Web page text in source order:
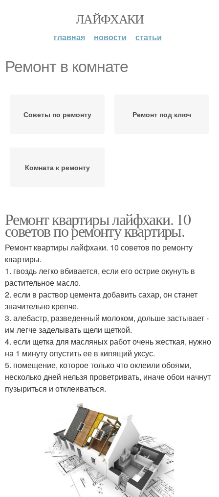
ЛАЙФХАКИ
главная новости статьи
Ремонт в комнате
Советы по ремонту Ремонт под ключ
Комната к ремонту
Ремонт квартиры лайфхаки. 10
советов по ремонту квартиры.
Ремонт квартиры лайфхаки. 10 советов по ремонту
квартиры.
1. гвоздь легко вбивается, если его острие окунуть в
растительное масло.
2. если в раствор цемента добавить сахар, он станет
значительно крепче.
3. алебастр, разведенный молоком, дольше застывает -
им легче заделывать щели щеткой.
4. если щетка для масляных работ очень жесткая, нужно
на 1 минуту опустить ее в кипящий уксус.
5. помещение, которое только что оклеили обоями,
несколько дней нельзя проветривать, иначе обои начнут
пузыриться и отклеиваться.